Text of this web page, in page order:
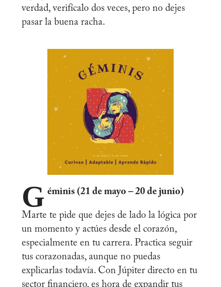
verdad, verifícalo dos veces, pero no dejes
pasar la buena racha.
G éminis (21 de mayo – 20 de junio)
Marte te pide que dejes de lado la lógica por
un momento y actúes desde el corazón,
especialmente en tu carrera. Practica seguir
tus corazonadas, aunque no puedas
explicarlas todavía. Con Júpiter directo en tu
sector financiero, es hora de expandir tus